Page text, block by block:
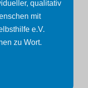
qualitativ
mit
e.V.
zu Wort.